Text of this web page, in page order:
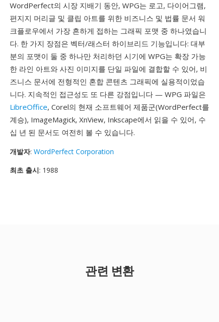
WordPerfect의 시장 지배기 동안, WPG는 로고, 다이어그램,
편지지 머리글 및 클립 아트를 위한 비즈니스 및 법률 문서 워
크플로우에서 가장 흔하게 접하는 그래픽 포맷 중 하나였습니
다. 한 가지 장점은 벡터/래스터 하이브리드 기능입니다: 대부
분의 포맷이 둘 중 하나만 처리하던 시기에 WPG는 확장 가능
한 라인 아트와 사진 이미지를 단일 파일에 결합할 수 있어, 비
즈니스 문서에 전형적인 혼합 콘텐츠 그래픽에 실용적이었습
니다. 지속적인 접근성도 또 다른 강점입니다 — WPG 파일은
LibreOffice, Corel의 현재 소프트웨어 제품군(WordPerfect를
계승), ImageMagick, XnView, Inkscape에서 읽을 수 있어, 수
십 년 된 문서도 여전히 볼 수 있습니다.
개발자: WordPerfect Corporation
최초 출시: 1988
관련 변환